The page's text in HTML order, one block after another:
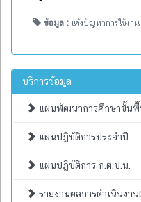
ข้อมูล : แจ้งปัญหาการใช้งา
บริการข้อมูล
แผนพัฒนาการศึกษาขั้นพื้
แผนปฏิบัติการประจำปี
แผนปฏิบัติการ ก.ต.ป.น.
รายงานผลการดำเนินงา